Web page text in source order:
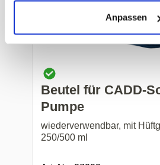
Anpassen
Beutel für CADD-
Pumpe
wiederverwendbar, mit
250/500 ml